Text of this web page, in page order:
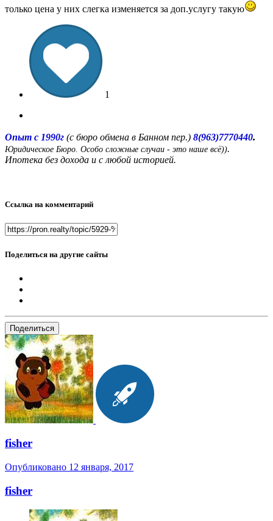
только цена у них слегка изменяется за доп.услугу такую
1
Опыт с 1990г (с бюро обмена в Банном пер.) 8(963)7770440.
Юридическое Бюро. Особо сложные случаи - это наше всё)).
Ипотека без дохода и с любой историей.
Ссылка на комментарий
Поделиться на другие сайты
Поделиться
fisher
Опубликовано 12 января, 2017
fisher